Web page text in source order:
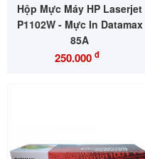
Hộp Mực Máy HP Laserjet
P1102W - Mực In Datamax
85A
250.000 đ